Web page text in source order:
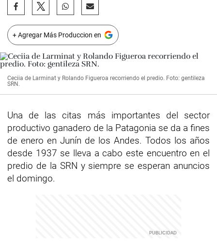
+ Agregar Más Produccion en
Ceciia de Larminat y Rolando Figueroa recorriendo el predio. Foto: gentileza
SRN.
Una de las citas más importantes del sector
productivo ganadero de la Patagonia se da a fines
de enero en Junín de los Andes. Todos los años
desde 1937 se lleva a cabo este encuentro en el
predio de la SRN y siempre se esperan anuncios
el domingo.